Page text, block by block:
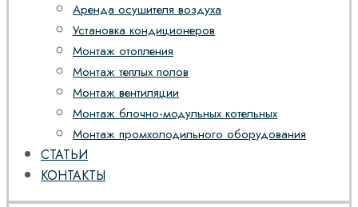
Аренда осушителя воздуха
Установка кондиционеров
Монтаж отопления
Монтаж теплых полов
Монтаж вентиляции
Монтаж блочно-модульных котельных
Монтаж промхолодильного оборудования
СТАТЬИ
КОНТАКТЫ